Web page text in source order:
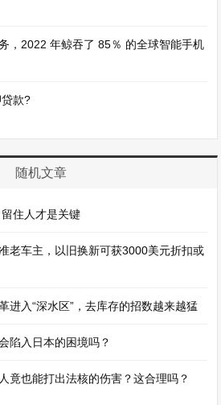
，2022 年鲸吞了 85％ 的全球智能手机
款?
随机文章
住人才是关键
老车主，以旧换新可获3000美元折扣或
进入“深水区”，去库存的招数越来越猛
陷入日本的困境吗？
竟也能打出法核的伤害？这合理吗？